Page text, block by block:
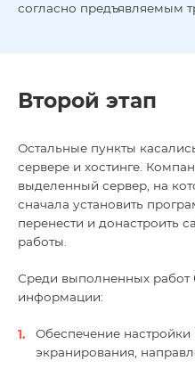
согласно предъявляемым
Второй этап
Остальные пункты
сервере и хостинге.
выделенный сервер, на
сначала установить
перенести и донастроить
работы.
Среди выполненных
информации:
Обеспечение настройки
экранирования,